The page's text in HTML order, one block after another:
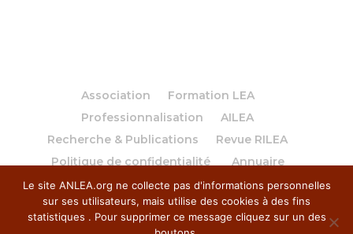
Association
Formation LEA
Professionnalisation
AILEA
Recherche & Publications
Revue RILEA
Politique de confidentialité
Annuaire
Le site ANLEA.org ne collecte pas d'informations personnelles
sur ses utilisateurs, mais utilise des cookies à des fins
statistiques . Pour supprimer ce message cliquez sur un des